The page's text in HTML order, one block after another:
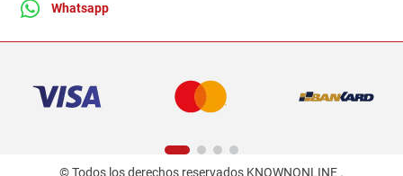
Whatsapp
© Todos los derechos reservados KNOWNONLINE .